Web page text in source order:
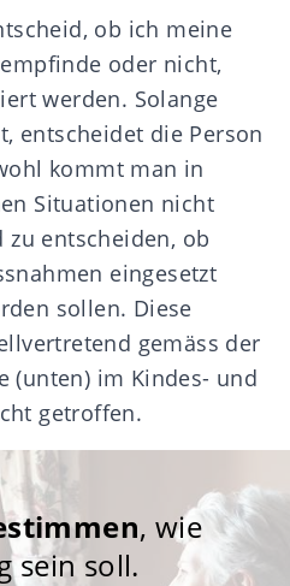
ob ich meine
oder nicht,
werden. Solange
entscheidet die Person
kommt man in
Situationen nicht
entscheiden, ob
eingesetzt
sollen. Diese
gemäss der
(unten) im Kindes- und
getroffen.
, wie
sein soll.